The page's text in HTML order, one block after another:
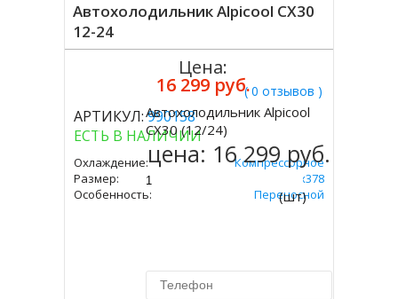
Автохолодильник Alpicool CX30
12-24
( 0 отзывов )
АРТИКУЛ:990158
ЕСТЬ В НАЛИЧИИ
Охлаждение:
Компрессорное
Размер:
375х631х378
Особенность:
Переносной
Цена:
16 299 руб.
Купить
Автохолодильник Alpicool
CX30 (12/24)
цена: 16 299 руб.
(шт)